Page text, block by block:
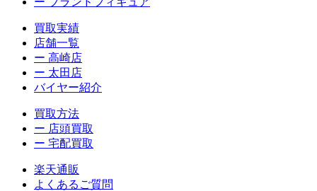
買取実績
店舗一覧
ー 高崎店
ー 太田店
バイヤー紹介
買取方法
ー 店頭買取
ー 宅配買取
楽天通販
よくあるご質問